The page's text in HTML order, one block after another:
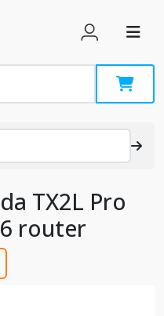
TX2L Pro
router